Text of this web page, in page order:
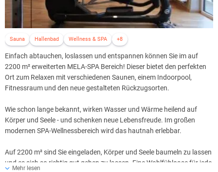
Sauna Hallenbad Wellness & SPA +8
Einfach abtauchen, loslassen und entspannen können Sie im auf
2200 m² erweiterten MELA-SPA Bereich! Dieser bietet den perfekten
Ort zum Relaxen mit verschiedenen Saunen, einem Indoorpool,
Fitnessraum und den neue gestalteten Rückzugsorten.
Wie schon lange bekannt, wirken Wasser und Wärme heilend auf
Körper und Seele - und schenken neue Lebensfreude. Im großen
modernen SPA-Wellnessbereich wird das hautnah erlebbar.
Auf 2200 m² sind Sie eingeladen, Körper und Seele baumeln zu lassen
und es sich so richtig gut gehen zu lassen. Eine Wohlfühloase für jede
Mehr lesen